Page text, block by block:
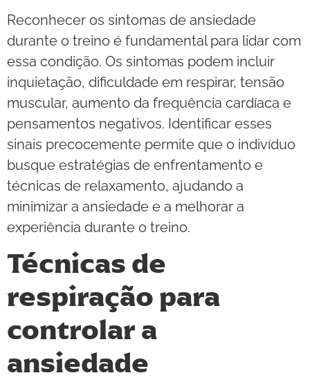
Reconhecer os sintomas de ansiedade
durante o treino é fundamental para lidar com
essa condição. Os sintomas podem incluir
inquietação, dificuldade em respirar, tensão
muscular, aumento da frequência cardíaca e
pensamentos negativos. Identificar esses
sinais precocemente permite que o indivíduo
busque estratégias de enfrentamento e
técnicas de relaxamento, ajudando a
minimizar a ansiedade e a melhorar a
experiência durante o treino.
Técnicas de
respiração para
controlar a
ansiedade